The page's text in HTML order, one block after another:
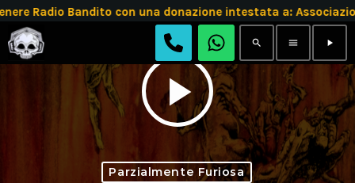
Bandito con una donazione intestata a: Associazione
search menu play_arrow
play_arrow
Parzialmente Furiosa